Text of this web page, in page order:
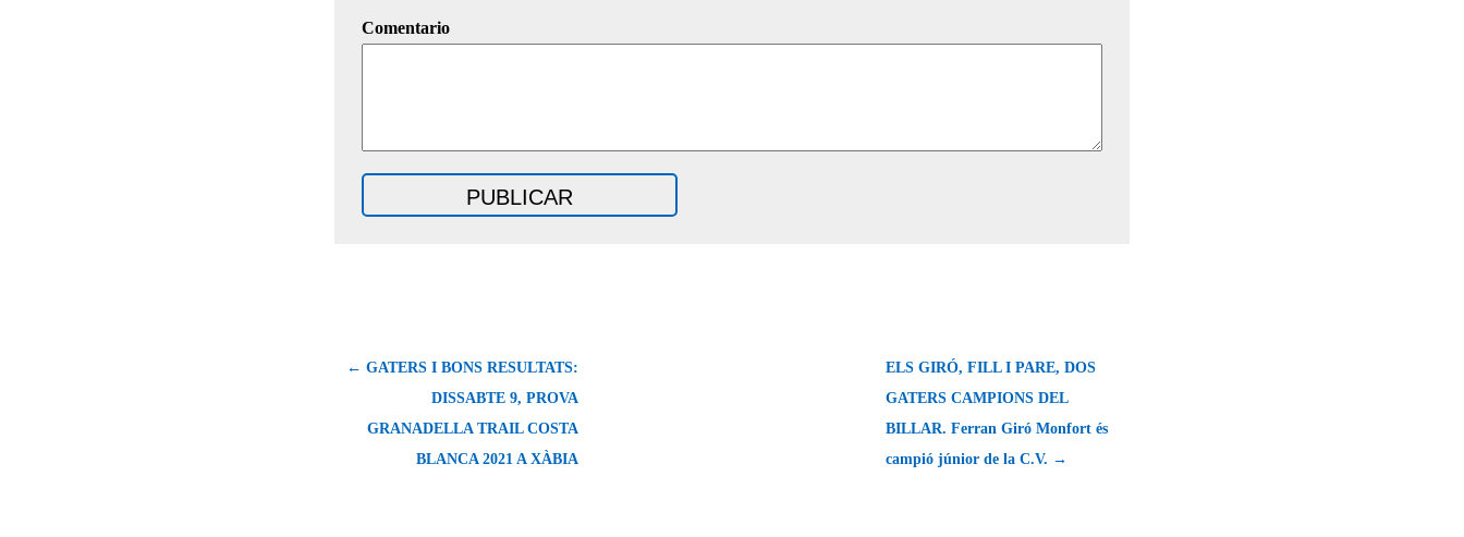
Comentario
← GATERS I BONS RESULTATS:
DISSABTE 9, PROVA
GRANADELLA TRAIL COSTA
BLANCA 2021 A XÀBIA
ELS GIRÓ, FILL I PARE, DOS
GATERS CAMPIONS DEL
BILLAR. Ferran Giró Monfort és
campió júnior de la C.V. →